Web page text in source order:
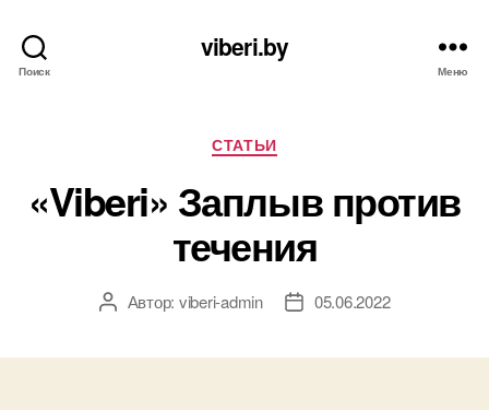
Поиск
viberi.by
Меню
Рубрики
СТАТЬИ
«Viberi» Заплыв против
течения
АвторАвтор: viberi-admin
Дата05.06.2022